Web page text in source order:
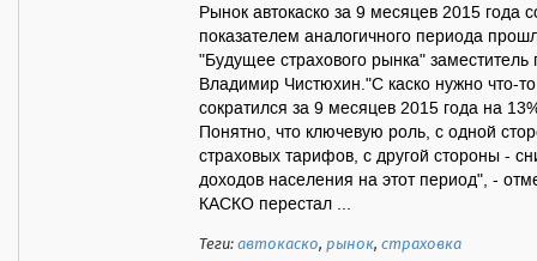
Рынок автокаско за 9 месяцев 2015 года
показателем аналогичного периода
"Будущее страхового рынка"
Владимир Чистюхин."С каско нужно что-
сократился за 9 месяцев 2015 года на
Понятно, что ключевую роль, с одной
страховых тарифов, с другой стороны -
доходов населения на этот период", -
КАСКО перестал ...
Теги:автокаско,рынок,страховка